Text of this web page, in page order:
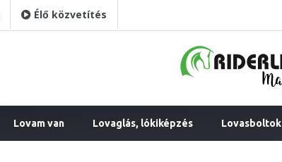
Élő közvetítés
Lovam van Lovaglás, lókiképzés Lovasboltok